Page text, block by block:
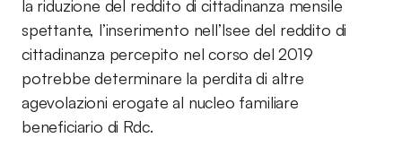
la riduzione del reddito di cittadinanza mensile
spettante, l’inserimento nell’Isee del reddito di
cittadinanza percepito nel corso del 2019
potrebbe determinare la perdita di altre
agevolazioni erogate al nucleo familiare
beneficiario di Rdc.